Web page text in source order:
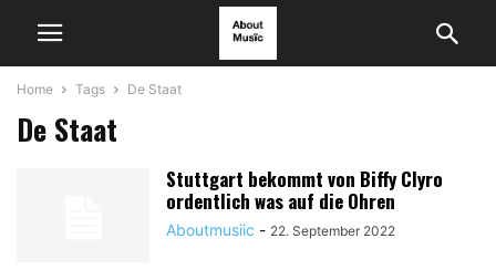
Home Tags De Staat
De Staat
Stuttgart bekommt von Biffy Clyro
ordentlich was auf die Ohren
Aboutmusiic - 22. September 2022